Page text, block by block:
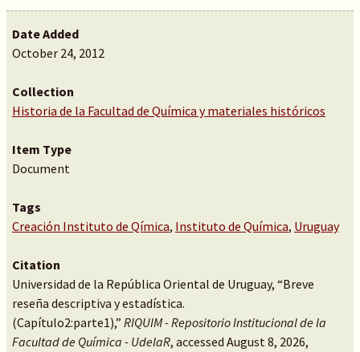
Date Added
October 24, 2012
Collection
Historia de la Facultad de Química y materiales históricos
Item Type
Document
Tags
Creación Instituto de Qímica, Instituto de Química, Uruguay
Citation
Universidad de la República Oriental de Uruguay, “Breve
reseña descriptiva y estadística.
(Capítulo2:parte1),” RIQUIM - Repositorio Institucional de la
Facultad de Química - UdelaR, accessed August 8, 2026,